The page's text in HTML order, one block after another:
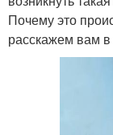
Почему это
расскажем вам в